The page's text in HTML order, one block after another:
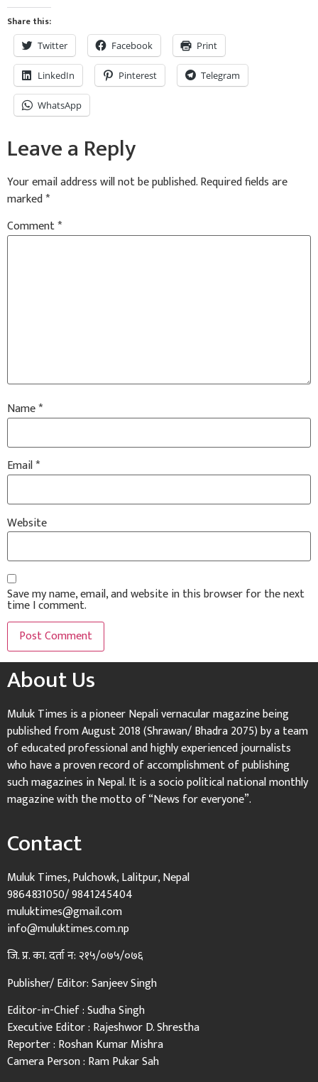
Share this:
Twitter Facebook Print
LinkedIn Pinterest Telegram
WhatsApp
Leave a Reply
Your email address will not be published.Required fields are
marked*
Comment*
Name*
Email*
Website
Save my name, email, and website in this browser for the next
time I comment.
About Us
Muluk Times is a pioneer Nepali vernacular magazine being
published from August 2018 (Shrawan/ Bhadra 2075) by a team
of educated professional and highly experienced journalists
who have a proven record of accomplishment of publishing
such magazines in Nepal. It is a socio political national monthly
magazine with the motto of “News for everyone”.
Contact
Muluk Times, Pulchowk, Lalitpur, Nepal
9864831050/ 9841245404
muluktimes@gmail.com
info@muluktimes.com.np
जि. प्र. का. दर्ता न: २१५/०७५/०७६
Publisher/ Editor: Sanjeev Singh
Editor-in-Chief : Sudha Singh
Executive Editor : Rajeshwor D. Shrestha
Reporter : Roshan Kumar Mishra
Camera Person : Ram Pukar Sah